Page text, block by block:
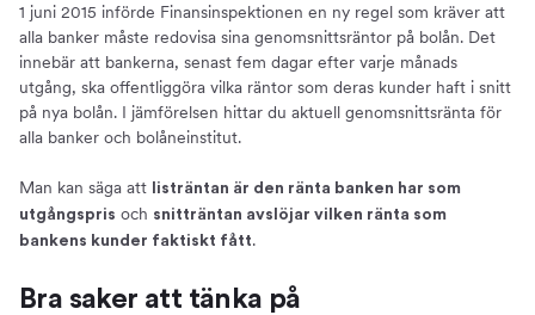
1 juni 2015 införde Finansinspektionen en ny regel som kräver att
alla banker måste redovisa sina genomsnittsräntor på bolån. Det
innebär att bankerna, senast fem dagar efter varje månads
utgång, ska offentliggöra vilka räntor som deras kunder haft i snitt
på nya bolån. I jämförelsen hittar du aktuell genomsnittsränta för
alla banker och bolåneinstitut.
Man kan säga att
listräntan är den ränta banken har som
utgångspris och snitträntan avslöjar vilken ränta som
bankens kunder faktiskt fått.
Bra saker att tänka på